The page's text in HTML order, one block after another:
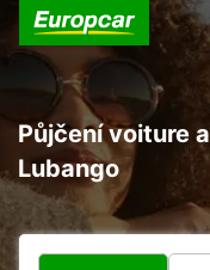
Půjčení voiture
Lubango
Jaký typ vozidla?